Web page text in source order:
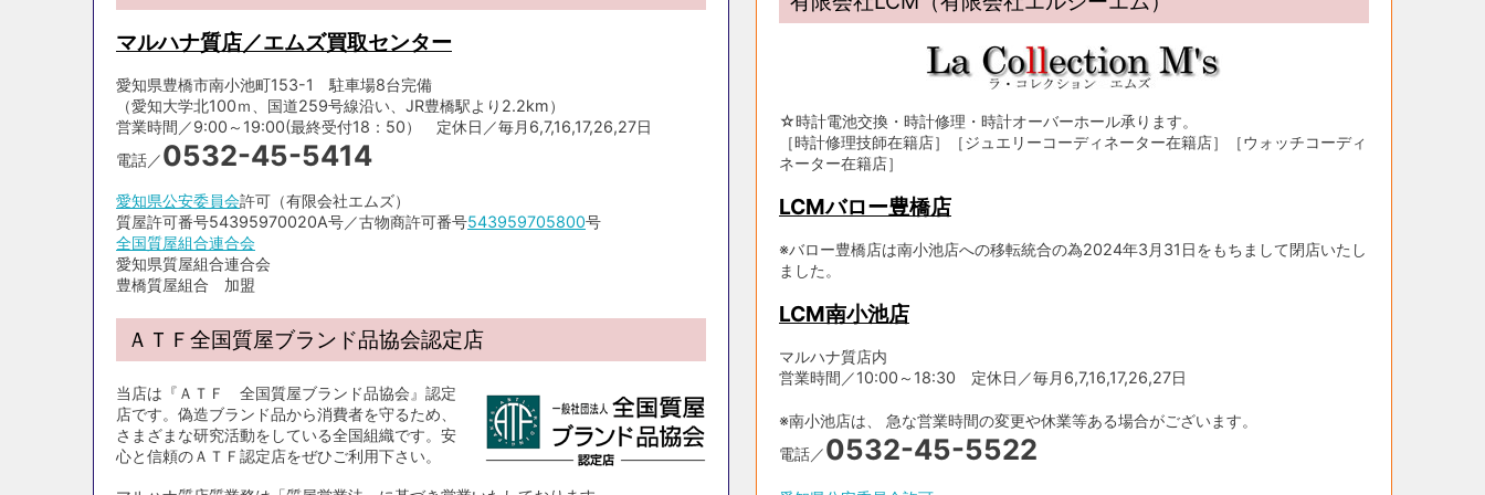
マルハナ質店／エムズ買取センター
愛知県豊橋市南小池町153-1 駐車場8台完備
（愛知大学北100ｍ、国道259号線沿い、JR豊橋駅より2.2km）
営業時間／9:00～19:00(最終受付18：50） 定休日／毎月6,7,16,17,26,27日
電話／0532-45-5414
愛知県公安委員会許可（有限会社エムズ）
質屋許可番号54395970020A号／古物商許可番号543959705800号
全国質屋組合連合会
愛知県質屋組合連合会
豊橋質屋組合 加盟
ＡＴＦ全国質屋ブランド品協会認定店
当店は『ＡＴＦ 全国質屋ブランド品協会』認定
店です。偽造ブランド品から消費者を守るため、
さまざまな研究活動をしている全国組織です。安
心と信頼のＡＴＦ認定店をぜひご利用下さい。
☆時計電池交換・時計修理・時計オーバーホール承ります。
［時計修理技師在籍店］［ジュエリーコーディネーター在籍店］［ウォッチコーディ
ネーター在籍店］
LCMバロー豊橋店
※バロー豊橋店は南小池店への移転統合の為2024年3月31日をもちまして閉店いたし
ました。
LCM南小池店
マルハナ質店内
営業時間／10:00～18:30 定休日／毎月6,7,16,17,26,27日
※南小池店は、 急な営業時間の変更や休業等ある場合がございます。
電話／0532-45-5522